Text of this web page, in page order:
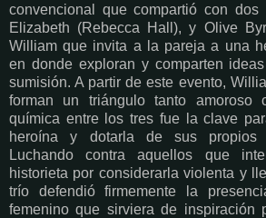
convencional que compartió con dos
Elizabeth (Rebecca Hall), y Olive
William que invita a la pareja a una
en donde exploran y comparten
sumisión. A partir de este evento,
forman un triángulo tanto amoroso
química entre los tres fue la clave
heroína y dotarla de sus propios
Luchando contra aquellos que
historieta por considerarla violenta y
trío defendió firmemente la
femenino que sirviera de inspiración